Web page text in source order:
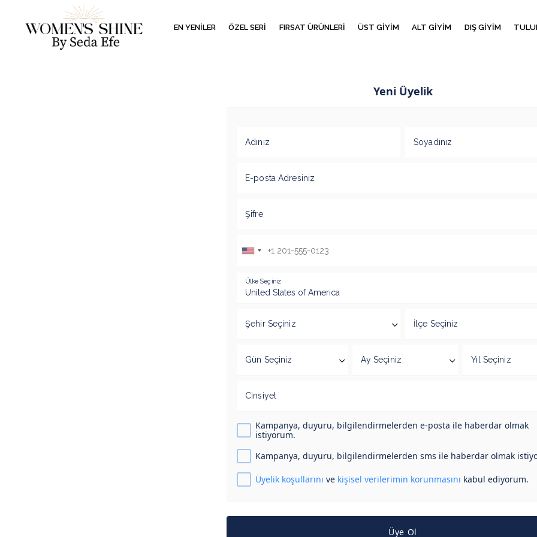
EN YENİLER ÖZEL SERİ FIRSAT ÜRÜNLERİ ÜST GİYİM ALT GİYİM DIŞ GİYİM
Yeni Üyelik
Adınız Soyadınız
E-posta Adresiniz
Şifre
Ülke Seçiniz
Şehir Seçiniz İlçe Seçiniz
Gün Seçiniz Ay Seçiniz Yıl Seçiniz
Cinsiyet
Kampanya, duyuru, bilgilendirmelerden e-posta ile haberdar olmak
istiyorum.
Kampanya, duyuru, bilgilendirmelerden sms ile haberdar olmak
Üyelik koşullarını ve kişisel verilerimin korunmasını kabul ediyorum.
Üye Ol